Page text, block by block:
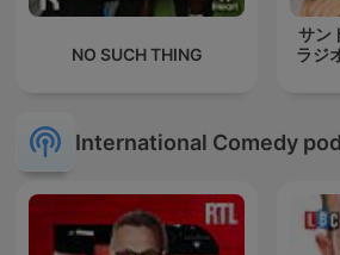
NO SUCH THING
サン
ラジ
International Comedy